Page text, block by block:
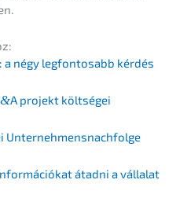
négy legfon­tosabb kérdés
&A projekt költségei
Unternehmensnachfolge
átadni a válla­lat